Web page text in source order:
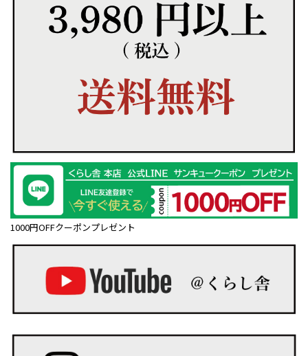
1000円OFFクーポンプレゼント